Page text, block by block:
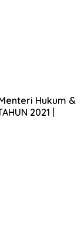
Menteri Hukum &
2021 |